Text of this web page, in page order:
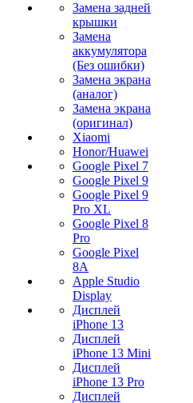
Замена задней
крышки
Замена
аккумулятора
(Без ошибки)
Замена экрана
(аналог)
Замена экрана
(оригинал)
Xiaomi
Honor/Huawei
Google Pixel 7
Google Pixel 9
Google Pixel 9
Pro XL
Google Pixel 8
Pro
Google Pixel
8A
Apple Studio
Display
Дисплей
iPhone 13
Дисплей
iPhone 13 Mini
Дисплей
iPhone 13 Pro
Дисплей